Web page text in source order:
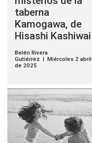
taberna
Kamogawa, de
Hisashi Kashiwai
Belén Rivera
Gutiérrez | Miércoles 2 abril
de 2025